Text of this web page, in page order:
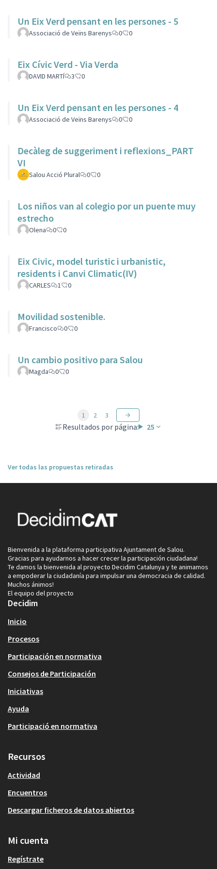
Un Eix Verd pensant en les persones - 5
Associació de Veïns Barenys 0 0
Eix Cívic Verd - Via Verda
DAVID MARTÍ 3 0
Un Eix Verd pensant en les persones - 4
Associació de Veïns Barenys 0 0
Decàleg de suggeriment i reflexions_PART
VI
Salou Acció Plural 0 0
Los niños van al colegio por un puente muy
estrecho
Olena 0 0
Eix Civic, model turistic i urbanistic,
residents i Canvi Climatic(IV)
CARLES 1 0
Movilidad sostenible.
Francisco 0 0
Un cambio positivo para Salou
Magda 0 0
Resultados por página: 25
1 2 3
Ver todas las propuestas retiradas
Bienvenida a la plataforma participativa Ajuntament de Salou.
Gracias para ayudarnos a hacer crecer la participación ciudadana!
Te damos la bienvenida al proyecto Decidim Catalunya y te animamos
a empoderar la ciudadanía para impulsar una democracia de calidad.
Muchos ánimos!
El equipo del proyecto
Decidim
Inicio
Procesos
Participación en normativa
Consejos de Participación
Iniciativas
Ayuda
Participació en normativa
Recursos
Actividad
Encuentros
Descargar ficheros de datos abiertos
Mi cuenta
Regístrate